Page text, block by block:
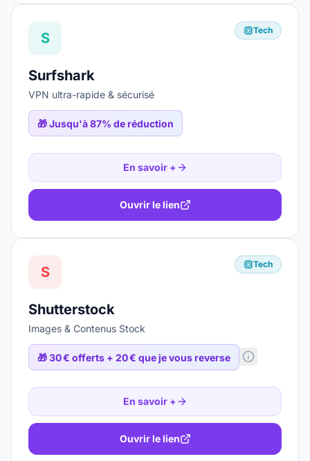
S Tech
Surfshark
VPN ultra-rapide & sécurisé
🎁Jusqu'à 87% de réduction
En savoir +
Ouvrir le lien
S Tech
Shutterstock
Images & Contenus Stock
🎁30 € offerts + 20 € que je vous reverse
En savoir +
Ouvrir le lien